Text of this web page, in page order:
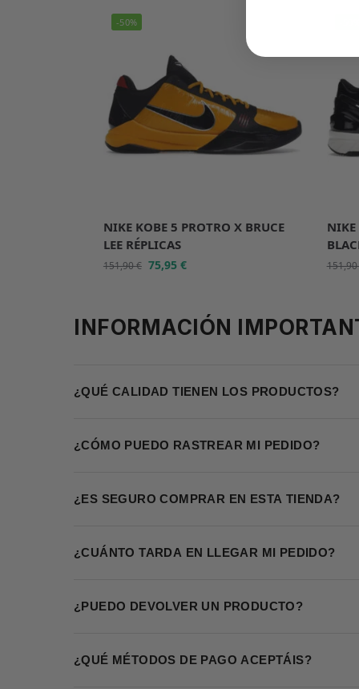
-50%
NIKE KOBE 5 PROTRO X BRUCE
LEE RÉPLICAS
151,90€ 75,95 €
NIKE
151,90
INFORMACIÓN
¿QUÉ CALIDAD TIENEN LOS PRODUCTOS?
¿CÓMO PUEDO RASTREAR MI PEDIDO?
¿ES SEGURO COMPRAR EN ESTA TIENDA?
¿CUÁNTO TARDA EN LLEGAR MI PEDIDO?
¿PUEDO DEVOLVER UN PRODUCTO?
¿QUÉ MÉTODOS DE PAGO ACEPTÁIS?